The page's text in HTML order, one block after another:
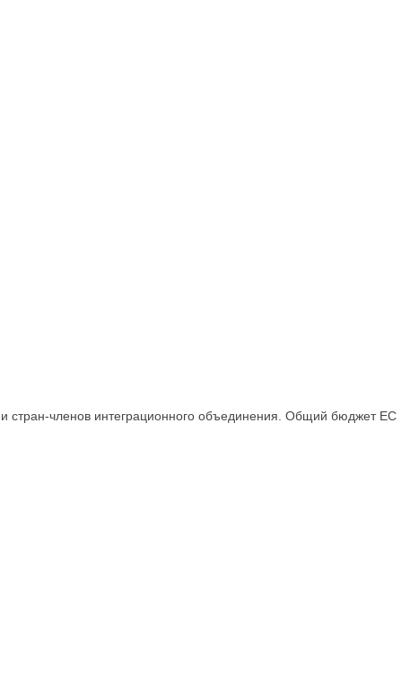
стран-членов интеграционного объединения. Общий бюджет ЕС